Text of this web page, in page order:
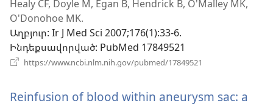
է
Healy CF, Doyle M, Egan B, Hendrick B, O'Malley MK,
O'Donohoe MK.
Աղբյուր‎: Ir J Med Sci 2007;176(1):33-6.
Ինդեքսավորված‎: PubMed 17849521
https://www.ncbi.nlm.nih.gov/pubmed/17849521
պատուհան)
Reinfusion of blood within aneurysm sac: a